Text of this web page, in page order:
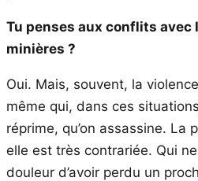
Tu penses aux conflits avec
minières ?
Oui. Mais, souvent, la
même qui, dans ces
réprime, qu’on assassine. La
elle est très contrariée. Qui
douleur d’avoir perdu un